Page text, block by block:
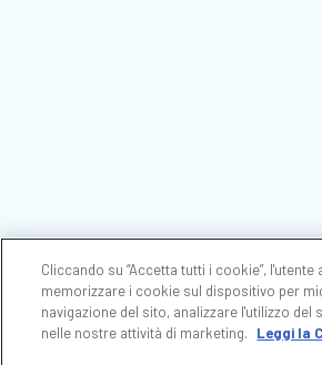
Cliccando su “Accetta tutti i cookie”, l'utente
memorizzare i cookie sul dispositivo per
navigazione del sito, analizzare l'utilizzo del
nelle nostre attività di marketing.
Leggi la